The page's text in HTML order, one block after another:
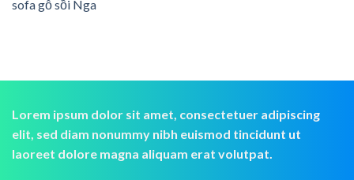
sofa gỗ sồi Nga
Lorem ipsum dolor sit amet, consectetuer adipiscing
elit, sed diam nonummy nibh euismod tincidunt ut
laoreet dolore magna aliquam erat volutpat.